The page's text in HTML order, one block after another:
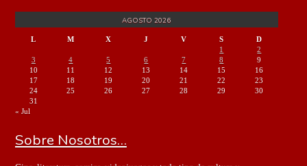
AGOSTO 2026
L M X J V S
D
1
2
3
4 5 6 7 8
9
10
11 12 13 14 15
16
17
18 19 20 21 22
23
24
25 26 27 28 29
30
31
« Jul
Sobre Nosotros…